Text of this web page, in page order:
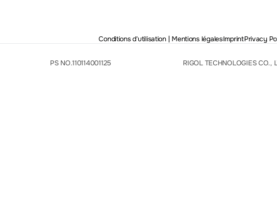
Conditions d'utilisation | Mentions légalesImprintPrivacy
PS NO.110114001125 RIGOL TECHNOLOGIES CO.,